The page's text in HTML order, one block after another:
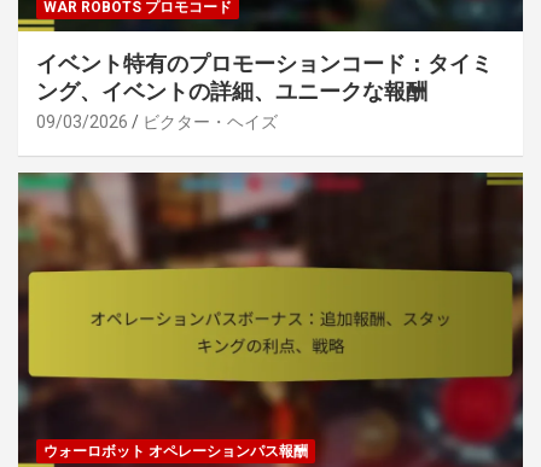
WAR ROBOTS プロモコード
イベント特有のプロモーションコード：タイミ
ング、イベントの詳細、ユニークな報酬
09/03/2026 ビクター・ヘイズ
ウォーロボット オペレーションパス報酬